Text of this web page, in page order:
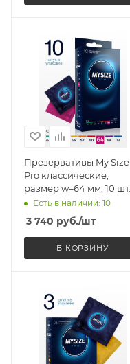
Презервативы My Size
Pro классические,
размер w=64 мм, 10 шт.
Есть в наличии: 10
3 740 руб./шт
В КОРЗИНУ